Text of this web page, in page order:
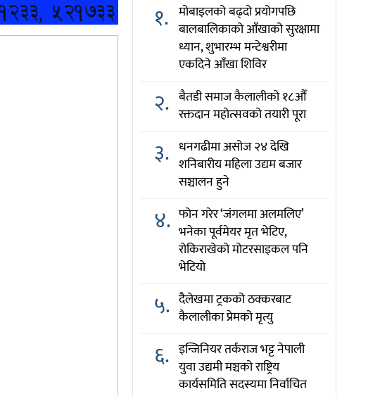
१. मोबाइलको बढ्दो प्रयोगपछि
बालबालिकाको आँखाको सुरक्षामा
ध्यान, शुभारम्भ मन्टेश्वरीमा
एकदिने आँखा शिविर
२. बैतडी समाज कैलालीको १८औँ
रक्तदान महोत्सवको तयारी पूरा
३. धनगढीमा असोज २४ देखि
शनिबारीय महिला उद्यम बजार
सञ्चालन हुने
४. फोन गरेर ‘जंगलमा अलमलिए’
भनेका पूर्वमेयर मृत भेटिए,
रोकिराखेको मोटरसाइकल पनि
भेटियो
५. दैलेखमा ट्रकको ठक्करबाट
कैलालीका प्रेमको मृत्यु
६. इन्जिनियर तर्कराज भट्ट नेपाली
युवा उद्यमी मञ्चको राष्ट्रिय
कार्यसमिति सदस्यमा निर्वाचित